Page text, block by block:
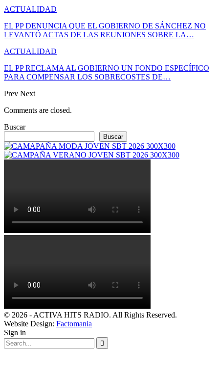
ACTUALIDAD
EL PP DENUNCIA QUE EL GOBIERNO DE SÁNCHEZ NO
LEVANTÓ ACTAS DE LAS REUNIONES SOBRE LA…
ACTUALIDAD
EL PP RECLAMA AL GOBIERNO UN FONDO ESPECÍFICO
PARA COMPENSAR LOS SOBRECOSTES DE…
Prev Next
Comments are closed.
Buscar
Buscar
© 2026 - ACTIVA HITS RADIO. All Rights Reserved.
Website Design: Factomania
Sign in